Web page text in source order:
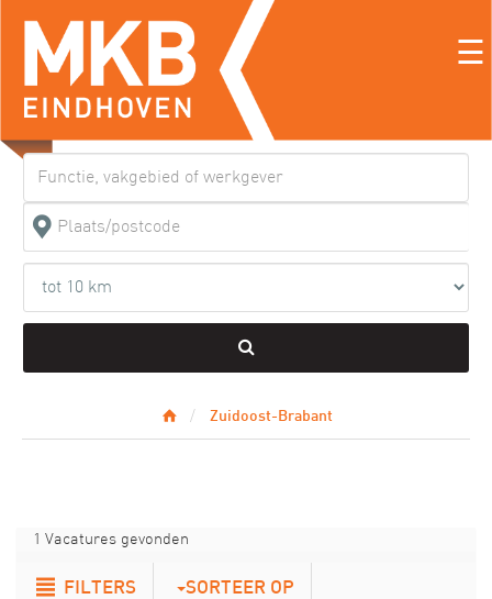
☰
Zuidoost-Brabant
1 Vacatures gevonden
FILTERS SORTEER OP